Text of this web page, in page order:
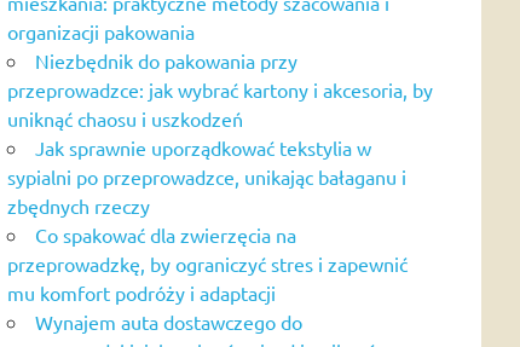
organizacji pakowania
Niezbędnik do pakowania przy
przeprowadzce: jak wybrać kartony i akcesoria, by
uniknąć chaosu i uszkodzeń
Jak sprawnie uporządkować tekstylia w
sypialni po przeprowadzce, unikając bałaganu i
zbędnych rzeczy
Co spakować dla zwierzęcia na
przeprowadzkę, by ograniczyć stres i zapewnić
mu komfort podróży i adaptacji
Wynajem auta dostawczego do